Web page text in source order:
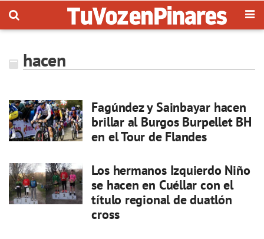
hacen
Fagúndez y Sainbayar hacen
brillar al Burgos Burpellet BH
en el Tour de Flandes
Los hermanos Izquierdo Niño
se hacen en Cuéllar con el
título regional de duatlón
cross